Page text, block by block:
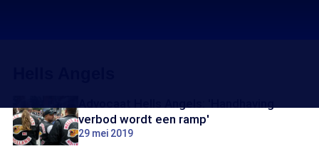
verbod wordt een ramp'
29 mei 2019